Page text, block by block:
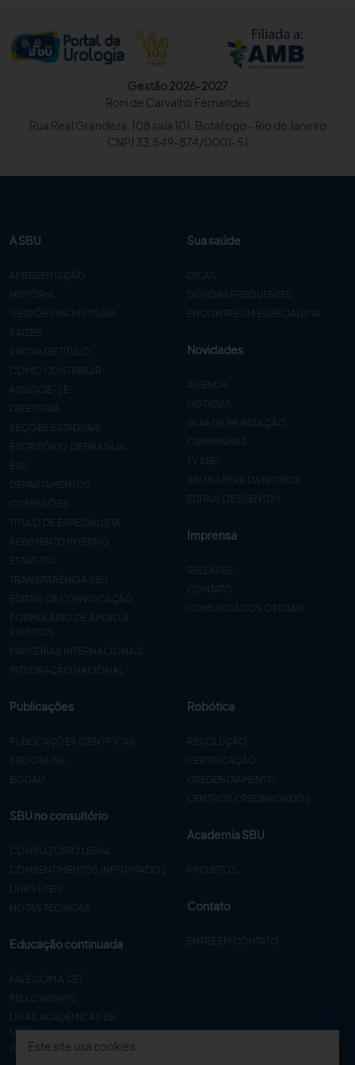
Gestão 2026-2027
Roni de Carvalho Fernandes
Rua Real Grandeza, 108 sala 101, Botafogo - Rio de Janeiro
CNPJ 33.549-874/0001-51
A SBU
APRESENTAÇÃO
HISTÓRIA
GESTÕES NA HISTÓRIA
RAÍZES
PROVA DE TÍTULO
COMO CONTRIBUIR
ASSOCIE-SE
DIRETORIA
SEÇÕES ESTADUAIS
ESCRITÓRIO DE BRASÍLIA
ESU
DEPARTAMENTOS
COMISSÕES
TÍTULO DE ESPECIALISTA
REGIMENTO INTERNO
ESTATUTO
TRANSPARÊNCIA SBU
EDITAIS DE CONVOCAÇÃO
FORMULÁRIO DE APOIO A
EVENTOS
PARCERIAS INTERNACIONAIS
INTEGRAÇÃO NACIONAL
Sua saúde
DICAS
DÚVIDAS FREQUENTES
ENCONTRE UM ESPECIALISTA
Novidades
AGENDA
NOTÍCIAS
GUIA DE IMUNIZAÇÃO
CAMPANHAS
TV SBU
SBU NA MIRA DA NOTÍCIA
EDITAIS DE EVENTOS
Imprensa
RELEASES
CONTATO
COMUNICADOS OFICIAIS
Publicações
PUBLICAÇÕES CIENTÍFICAS
SBU ONLINE
BODAU
SBU no consultório
CONSULTÓRIO LEGAL
CONSENTIMENTOS INFORMADOS
LINKS ÚTEIS
NOTAS TÉCNICAS
Educação continuada
FALE COM A CET
FELLOWSHIPS
LIGAS ACADÊMICAS DE
UROLOGIA
PAPER
Robótica
RESOLUÇÃO
CERTIFICAÇÃO
CREDENCIAMENTO
CENTROS CREDENCIADOS
Academia SBU
PROJETOS
Contato
ENTRE EM CONTATO
Este site usa cookies